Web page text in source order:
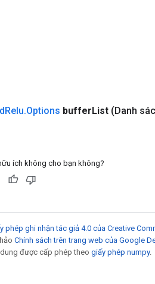
Relu.Options bufferList (Danh
ích không cho bạn không?
phép ghi nhận tác giả 4.0 của Creative
Chính sách trên trang web của Google
được cấp phép theo giấy phép numpy.